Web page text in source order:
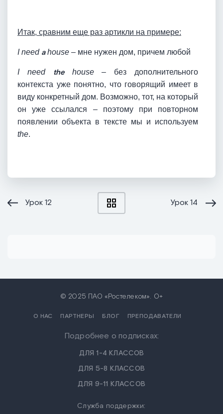
Итак, сравним еще раз артикли на примере:
I need ahouse – мне нужен дом, причем любой
I need thehouse– без дополнительного
контекста уже понятно, что говорящий имеет в
виду конкретный дом. Возможно, тот, на который
он уже ссылался – поэтому при повторном
появлении объекта в тексте мы и используем
the.
Урок12 Урок14
© 2025 ПАО «Ростелеком». 0+
О НАС ПАРТНЕРЫ БЛОГ ПРЕПОДАВАТЕЛИ
Подробнее о подписках:
ДЛЯ 1-4 КЛАССОВ
ДЛЯ 5-8 КЛАССОВ
ДЛЯ 9-11 КЛАССОВ
Служба поддержки: